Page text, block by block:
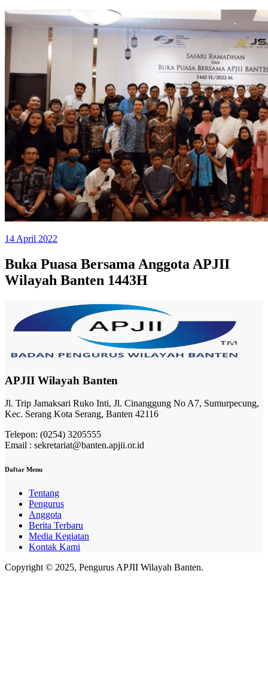
14 April 2022
Buka Puasa Bersama Anggota APJII
Wilayah Banten 1443H
APJII Wilayah Banten
Jl. Trip Jamaksari Ruko Inti, Jl. Cinanggung No A7, Sumurpecung,
Kec. Serang Kota Serang, Banten 42116
Telepon: (0254) 3205555
Email : sekretariat@banten.apjii.or.id
Daftar Menu
Tentang
Pengurus
Anggota
Berita Terbaru
Media Kegiatan
Kontak Kami
Copyright © 2025, Pengurus APJII Wilayah Banten.